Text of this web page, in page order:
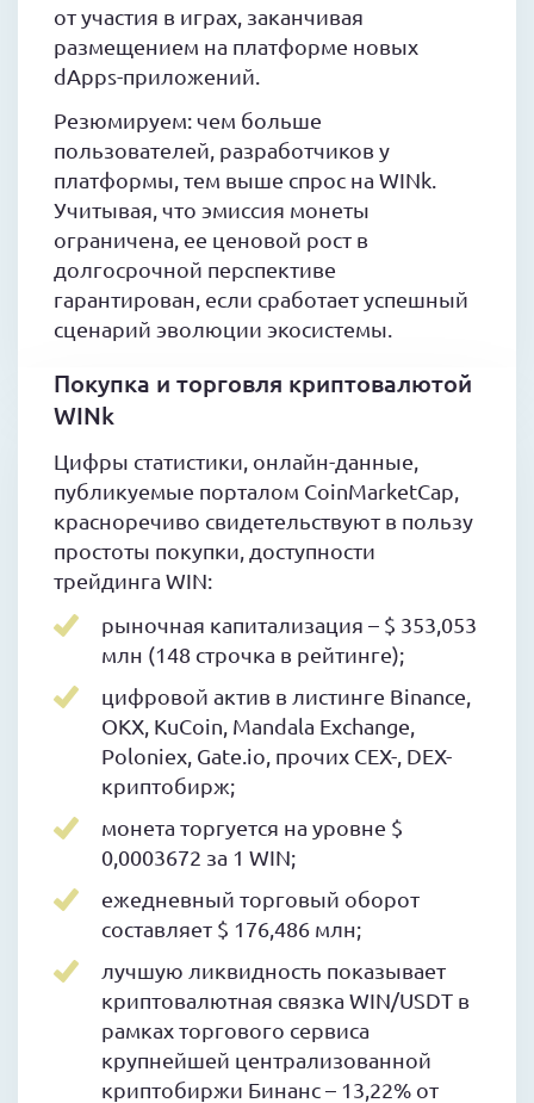
от участия в играх, заканчивая
размещением на платформе новых
dApps-приложений.
Резюмируем: чем больше
пользователей, разработчиков у
платформы, тем выше спрос на WINk.
Учитывая, что эмиссия монеты
ограничена, ее ценовой рост в
долгосрочной перспективе
гарантирован, если сработает успешный
сценарий эволюции экосистемы.
Покупка и торговля криптовалютой
WINk
Цифры статистики, онлайн-данные,
публикуемые порталом CoinMarketCap,
красноречиво свидетельствуют в пользу
простоты покупки, доступности
трейдинга WIN:
рыночная капитализация – $ 353,053
млн (148 строчка в рейтинге);
цифровой актив в листинге Binance,
OKX, KuCoin, Mandala Exchange,
Poloniex, Gate.io, прочих CEX-, DEX-
криптобирж;
монета торгуется на уровне $
0,0003672 за 1 WIN;
ежедневный торговый оборот
составляет $ 176,486 млн;
лучшую ликвидность показывает
криптовалютная связка WIN/USDT в
рамках торгового сервиса
крупнейшей централизованной
криптобиржи Бинанс – 13,22% от